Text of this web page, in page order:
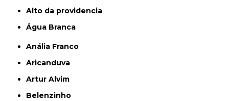
alto da providencia
Água Branca
Anália Franco
Aricanduva
Artur Alvim
Belenzinho